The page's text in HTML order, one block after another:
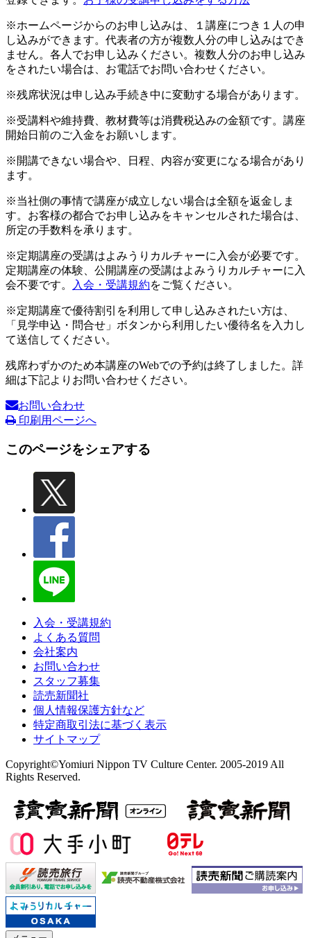
※ホームページからのお申し込みは、１講座につき１人の申
し込みができます。代表者の方が複数人分の申し込みはでき
ません。各人でお申し込みください。複数人分のお申し込み
をされたい場合は、お電話でお問い合わせください。
※残席状況は申し込み手続き中に変動する場合があります。
※受講料や維持費、教材費等は消費税込みの金額です。講座
開始日前のご入金をお願いします。
※開講できない場合や、日程、内容が変更になる場合があり
ます。
※当社側の事情で講座が成立しない場合は全額を返金しま
す。お客様の都合でお申し込みをキャンセルされた場合は、
所定の手数料を承ります。
※定期講座の受講はよみうりカルチャーに入会が必要です。
定期講座の体験、公開講座の受講はよみうりカルチャーに入
会不要です。
入会・受講規約をご覧ください。
※定期講座で優待割引を利用して申し込みされたい方は、
「見学申込・問合せ」ボタンから利用したい優待名を入力し
て送信してください。
残席わずかのため本講座のWebでの予約は終了しました。詳
細は下記よりお問い合わせください。
お問い合わせ
印刷用ページへ
このページをシェアする
入会・受講規約
よくある質問
会社案内
お問い合わせ
スタッフ募集
読売新聞社
個人情報保護方針など
特定商取引法に基づく表示
サイトマップ
Copyright©Yomiuri Nippon TV Culture Center. 2005-2019 All
Rights Reserved.